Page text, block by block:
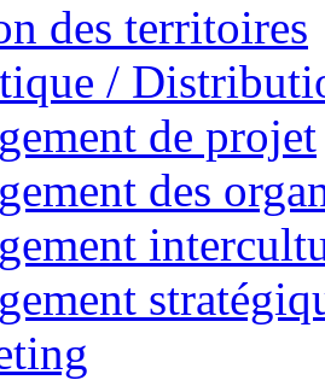
des territoires
/
de projet
des